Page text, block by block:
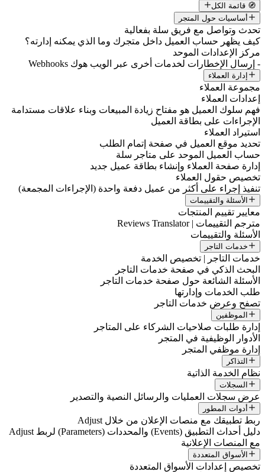
🧭 قائمة الكل
أساسيات حول المتجر
تحدث وتواصل مع فريق سلة بفعالية
كيف يظهر حساب العميل داخل متجرك وما الذي يمكنه إدارته؟
مركز الإعدادات الموحد
- إرسال الإخطارات لخدمات أخرى عبر الويب هوك Webhooks
إدارة العملاء
مجموعة العملاء
إعدادات العملاء
فهم سلوك العميل هو مفتاح زيادة المبيعات وبناء علاقات مستدامة
الإجراءات على بطاقة العميل
استيراد العملاء
تحديد موقع العميل في صفحة إتمام الطلب
حساب العميل الموحد على متاجر سلة
إدارة صفحة العملاء وإنشاء بطاقة عميل جديد
تخصيص حقول العملاء
تنفيذ إجراء على أكثر من عميل دفعة واحدة (الإجراءات المجمعة)
الأسئلة والتقييمات
معايير تقييم المنتجات
مترجم التقييمات | Reviews Translator
الأسئلة والتقييمات
خدمات التاجر
خدمات التاجر | تخصيص الخدمة
البحث الذكي في صفحة خدمات التاجر
الأسئلة الشائعة حول صفحة خدمات التاجر
طلب الخدمات وإدارتها
تصفح وعرض خدمات التاجر
الموظفين
إدارة طلبات صلاحيات الشركاء على المتاجر
الأدوار الوظيفية في المتجر
إدارة موظفي المتجر
التذاكر
نظام الخدمة الذاتية
السجلات
عرض سجلات العمليات والرسائل النصية والتصدير
أدوات المطور
ربط تطبيقك مع منصات الإعلان من خلال Adjust
دليل أحداث التطبيق (Events) والمحددات (Parameters) لربط Adjust
مع المنصات الإعلانية
الأسواق المتعددة
تخصيص إعدادات الأسواق المتعددة